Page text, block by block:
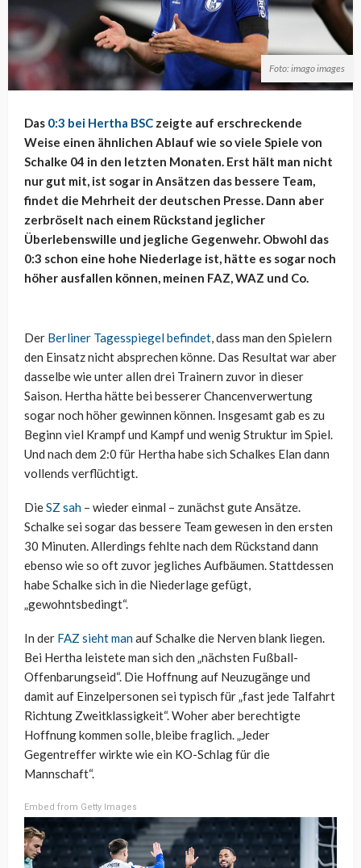
Foto: imago images
Das 0:3 bei Hertha BSC zeigte auf erschreckende
Weise einen ähnlichen Ablauf wie so viele Spiele von
Schalke 04 in den letzten Monaten. Erst hält man nicht
nur gut mit, ist sogar in Ansätzen das bessere Team,
findet die Mehrheit der deutschen Presse. Dann aber
zerbröselt nach einem Rückstand jeglicher
Überlebenswille und jegliche Gegenwehr. Obwohl das
0:3 schon eine hohe Niederlage ist, hätte es sogar noch
höher ausfallen können, meinen FAZ, WAZ und Co.
Der Berliner Tagesspiegel befindet, dass man den Spielern
den Einsatz nicht absprechen könne. Das Resultat war aber
dasselbe wie unter allen drei Trainern zuvor in dieser
Saison. Hertha hätte bei besserer Chancenverwertung
sogar noch höher gewinnen können. Insgesamt gab es zu
Beginn viel Krampf und Kampf und wenig Struktur im Spiel.
Und nach dem 2:0 für Hertha habe sich Schalkes Elan dann
vollends verflüchtigt.
DieSZ sah – wieder einmal – zunächst gute Ansätze.
Schalke sei sogar das bessere Team gewesen in den ersten
30 Minuten. Allerdings fehlte nach dem Rückstand dann
ebenso wie so oft zuvor jegliches Aufbäumen. Stattdessen
habe Schalke sich in die Niederlage gefügt,
„gewohntsbedingt“.
In der FAZ sieht manauf Schalke die Nerven blank liegen.
Bei Hertha leistete man sich den „nächsten Fußball-
Offenbarungseid“. Die Hoffnung auf Neuzugänge und
damit auf Einzelpersonen sei typisch für „fast jede Talfahrt
Richtung Zweitklassigkeit“. Woher aber berechtigte
Hoffnung kommen solle, bleibe fraglich. „Jeder
Gegentreffer wirkte wie ein KO-Schlag für die
Mannschaft“.
Embed from Getty Images